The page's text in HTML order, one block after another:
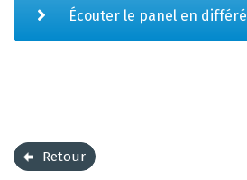
Écouter le panel en différé
Retour